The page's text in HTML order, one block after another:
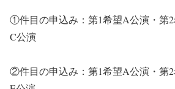
①件目の申込み：第1希望A公演・第
C公演
②件目の申込み：第1希望A公演・第